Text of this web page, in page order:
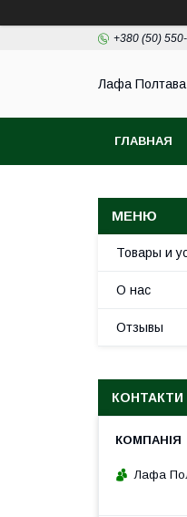
+380 (50)
Лафа Полтава
ГЛАВНАЯ
Товары и
О нас
Отзывы
КОНТАКТИ
Лафа